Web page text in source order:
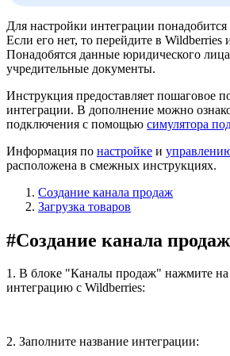
Для настройки интеграции понадобится
Если его нет, то перейдите в Wildberries
Понадобятся данные юридического
учредительные документы.
Инструкция предоставляет пошаговое
интеграции. В дополнение можно
подключения с помощью симулятора
Информация по настройке и
расположена в смежных инструкциях.
Создание канала продаж
Загрузка товаров
#Создание канала продаж
1. В блоке "Каналы продаж" нажмите
интеграцию с Wildberries:
2. Заполните название интеграции: